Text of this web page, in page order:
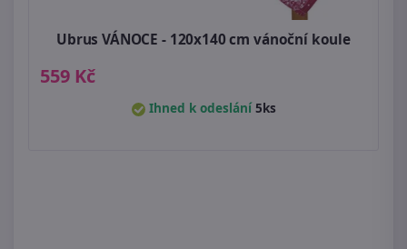
Ubrus VÁNOCE - 120x140 cm vánoční koule
559 Kč
Ihned k odeslání5ks